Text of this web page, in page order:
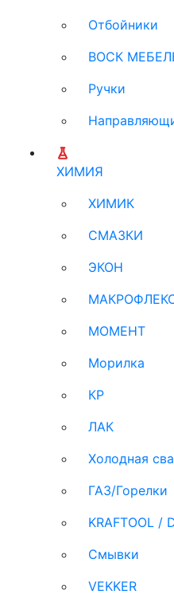
Отбойники
ВОСК
Ручки
ХИМИЯ
ХИМИК
СМАЗКИ
ЭКОН
МОМЕНТ
Морилка
КР
ЛАК
Холодная
ГАЗ/Горелки
KRAFTOOL /
Смывки
VEKKER